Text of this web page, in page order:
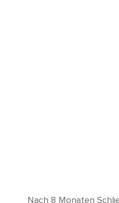
Nach 8 Monaten